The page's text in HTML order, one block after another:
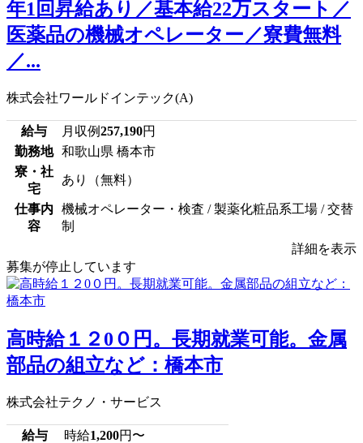
年1回昇給あり／基本給22万スタート／
医薬品の機械オペレーター／寮費無料
／...
株式会社ワールドインテック(A)
給与 月収例257,190円
勤務地
和歌山県 橋本市
寮・社
宅
あり（無料）
仕事内
容
機械オペレーター・検査 / 製薬化粧品系工場 / 交替
制
詳細を表示
募集が停止しています
高時給１２0０円。長期就業可能。金属
部品の組立など：橋本市
株式会社テクノ・サービス
給与 時給1,200円〜